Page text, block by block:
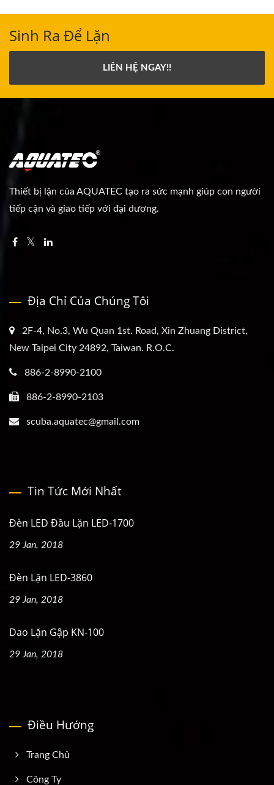
Sinh Ra Để Lặn
LIÊN HỆ NGAY!!
Thiết bị lặn của AQUATEC tạo ra sức mạnh giúp con người
tiếp cận và giao tiếp với đại dương.
Địa Chỉ Của Chúng Tôi
2F-4, No.3, Wu Quan 1st. Road, Xin Zhuang District,
New Taipei City 24892, Taiwan. R.O.C.
886-2-8990-2100
886-2-8990-2103
scuba.aquatec@gmail.com
Tin Tức Mới Nhất
Đèn LED Đầu Lặn LED-1700
29 Jan, 2018
Đèn Lặn LED-3860
29 Jan, 2018
Dao Lặn Gập KN-100
29 Jan, 2018
Điều Hướng
Trang Chủ
Công Ty